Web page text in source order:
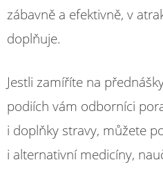
zábavně a efektivně, v
doplňuje.
Jestli zamíříte na
podiích vám odborníci
i doplňky stravy, můžete
i alternativní medicíny,